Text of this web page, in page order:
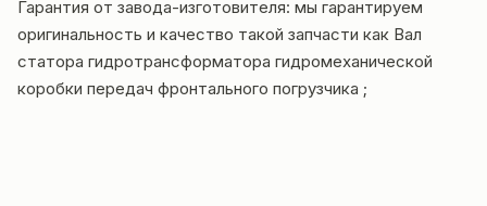
Гарантия от завода-изготовителя: мы гарантируем
оригинальность и качество такой запчасти как Вал
статора гидротрансформатора гидромеханической
коробки передач фронтального погрузчика ;